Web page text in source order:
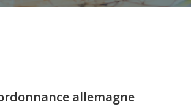
allemagne